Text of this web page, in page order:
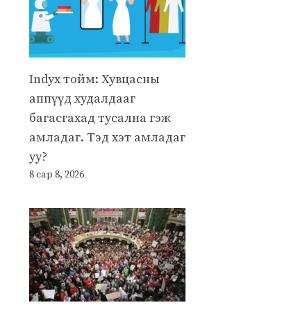
Indyx тойм: Хувцасны
аппүүд худалдааг
багасгахад тусална гэж
амладаг. Тэд хэт амладаг
уу?
8 сар 8, 2026